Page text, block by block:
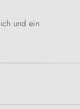
und ein